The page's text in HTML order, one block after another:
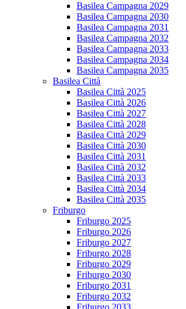
Basilea Campagna 2029
Basilea Campagna 2030
Basilea Campagna 2031
Basilea Campagna 2032
Basilea Campagna 2033
Basilea Campagna 2034
Basilea Campagna 2035
Basilea Città
Basilea Città 2025
Basilea Città 2026
Basilea Città 2027
Basilea Città 2028
Basilea Città 2029
Basilea Città 2030
Basilea Città 2031
Basilea Città 2032
Basilea Città 2033
Basilea Città 2034
Basilea Città 2035
Friburgo
Friburgo 2025
Friburgo 2026
Friburgo 2027
Friburgo 2028
Friburgo 2029
Friburgo 2030
Friburgo 2031
Friburgo 2032
Friburgo 2033